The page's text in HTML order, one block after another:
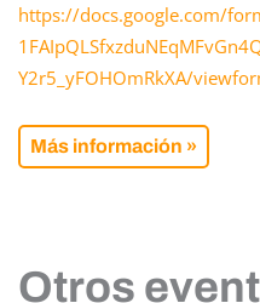
https://docs.google.com/
Y2r5_yFOHOmRkXA/
Más información »
Otros